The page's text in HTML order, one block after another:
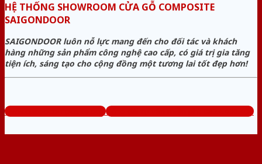
HỆ THỐNG SHOWROOM CỬA GỖ COMPOSITE
SAIGONDOOR
SAIGONDOOR luôn nỗ lực mang đến cho đối tác và khách
hàng những sản phẩm công nghệ cao cấp, có giá trị gia tăng
tiện ích, sáng tạo cho cộng đồng một tương lai tốt đẹp hơn!
www.cuagocomposite.org Tổng đài tư vấn miễn phí: 0824.400.400